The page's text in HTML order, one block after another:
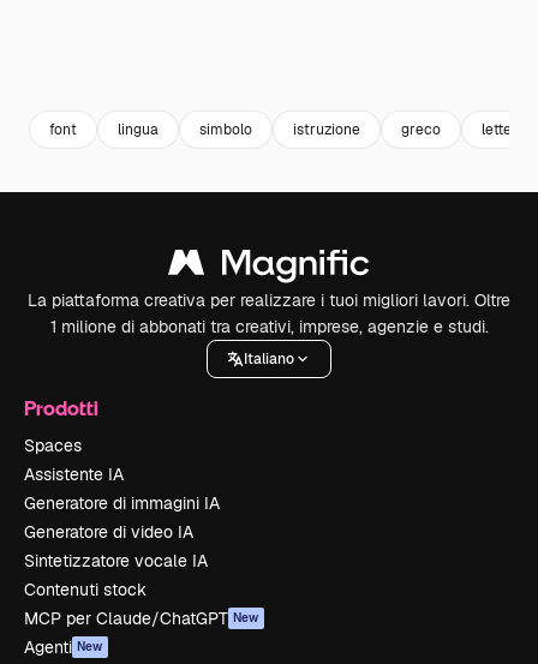
font lingua simbolo istruzione greco lettere
La piattaforma creativa per realizzare i tuoi migliori lavori. Oltre
1 milione di abbonati tra creativi, imprese, agenzie e studi.
Italiano
Prodotti
Spaces
Assistente IA
Generatore di immagini IA
Generatore di video IA
Sintetizzatore vocale IA
Contenuti stock
MCP per Claude/ChatGPT New
Agenti New